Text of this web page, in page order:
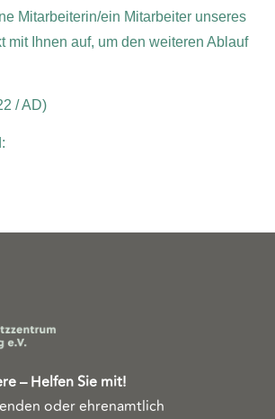
Mitarbeiterin/ein Mitarbeiter unseres
mit Ihnen auf, um den weiteren Ablauf
/ AD)
– Helfen Sie mit!
oder ehrenamtlich